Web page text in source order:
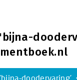
doodervaring'